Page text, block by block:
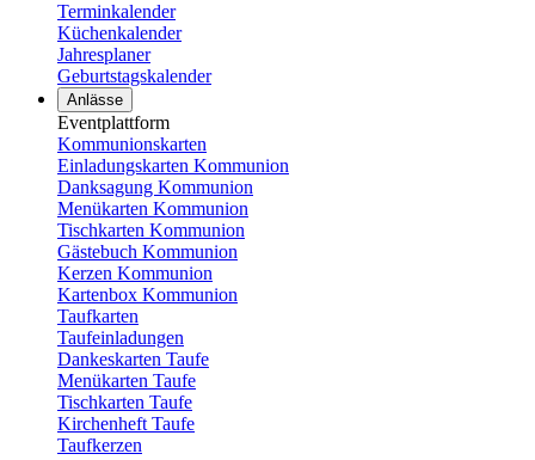
Terminkalender
Küchenkalender
Jahresplaner
Geburtstagskalender
Anlässe
Eventplattform
Kommunionskarten
Einladungskarten Kommunion
Danksagung Kommunion
Menükarten Kommunion
Tischkarten Kommunion
Gästebuch Kommunion
Kerzen Kommunion
Kartenbox Kommunion
Taufkarten
Taufeinladungen
Dankeskarten Taufe
Menükarten Taufe
Tischkarten Taufe
Kirchenheft Taufe
Taufkerzen